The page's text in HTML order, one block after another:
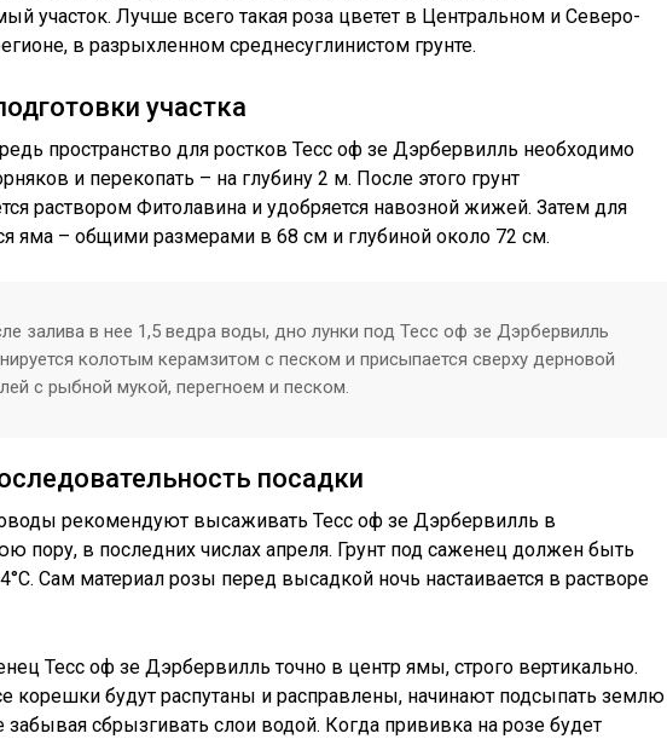
участок. Лучше всего такая роза цветет в Центральном и Северо-
в разрыхленном среднесуглинистом грунте.
участка
пространство для ростков Тесс оф зе Дэрбервилль необходимо
и перекопать – на глубину 2 м. После этого грунт
раствором Фитолавина и удобряется навозной жижей. Затем для
яма – общими размерами в 68 см и глубиной около 72 см.
залива в нее 1,5 ведра воды, дно лунки под Тесс оф зе Дэрбервилль
колотым керамзитом с песком и присыпается сверху дерновой
с рыбной мукой, перегноем и песком.
посадки
рекомендуют высаживать Тесс оф зе Дэрбервилль в
пору, в последних числах апреля. Грунт под саженец должен быть
Сам материал розы перед высадкой ночь настаивается в растворе
Тесс оф зе Дэрбервилль точно в центр ямы, строго вертикально.
корешки будут распутаны и расправлены, начинают подсыпать землю
забывая сбрызгивать слои водой. Когда прививка на розе будет